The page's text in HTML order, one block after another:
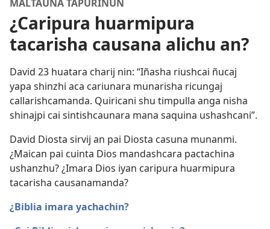
MALTAUNA TAPURINUN
¿Caripura huarmipura
tacarisha causana alichu an?
David 23 huatara charij nin: “Iñasha riushcai ñucaj
yapa shinzhi aca cariunara munarisha ricungaj
callarishcamanda. Quiricani shu timpulla anga nisha
shinajpi cai sintishcaunara mana saquina ushashcani”.
David Diosta sirvij an pai Diosta casuna munanmi.
¿Maican pai cuinta Dios mandashcara pactachina
ushanzhu? ¿Imara Dios iyan caripura huarmipura
tacarisha causanamanda?
¿Biblia imara yachachin?